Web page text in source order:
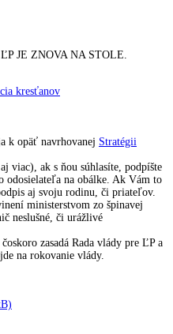
JE ZNOVA NA STOLE.
kresťanov
k opäť navrhovanej Stratégii
viac), ak s ňou súhlasíte, podpíšte
odosielateľa na obálke. Ak Vám to
aj svoju rodinu, či priateľov.
ministerstvom zo špinavej
neslušné, či urážlivé
zasadá Rada vlády pre ĽP a
na rokovanie vlády.